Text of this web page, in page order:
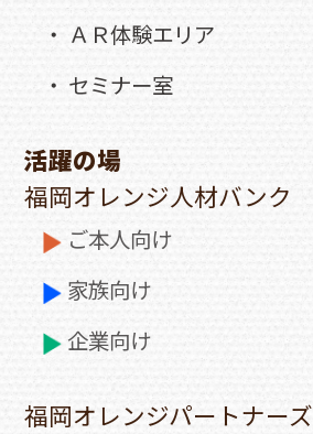
・ ＡＲ体験エリア
・ セミナー室
活躍の場
福岡オレンジ人材バンク
ご本人向け
家族向け
企業向け
福岡オレンジパートナーズ